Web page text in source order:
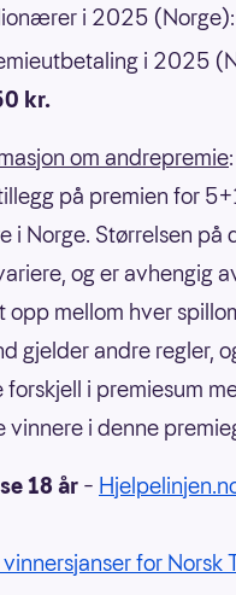
i 2025 (Norge):
i 2025
kr.
om andrepremie
på premien for
i Norge. Størrelsen på
og er avhengig
opp mellom hver
gjelder andre regler,
i premiesum
vinnere i denne
18 år –
for Norsk